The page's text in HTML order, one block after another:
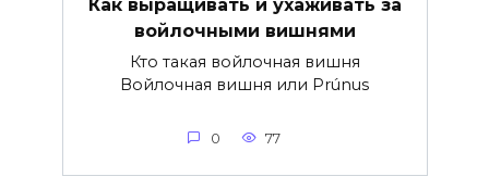
Как выращивать и ухаживать за
войлочными вишнями
Кто такая войлочная вишня
Войлочная вишня или Prúnus
0 77